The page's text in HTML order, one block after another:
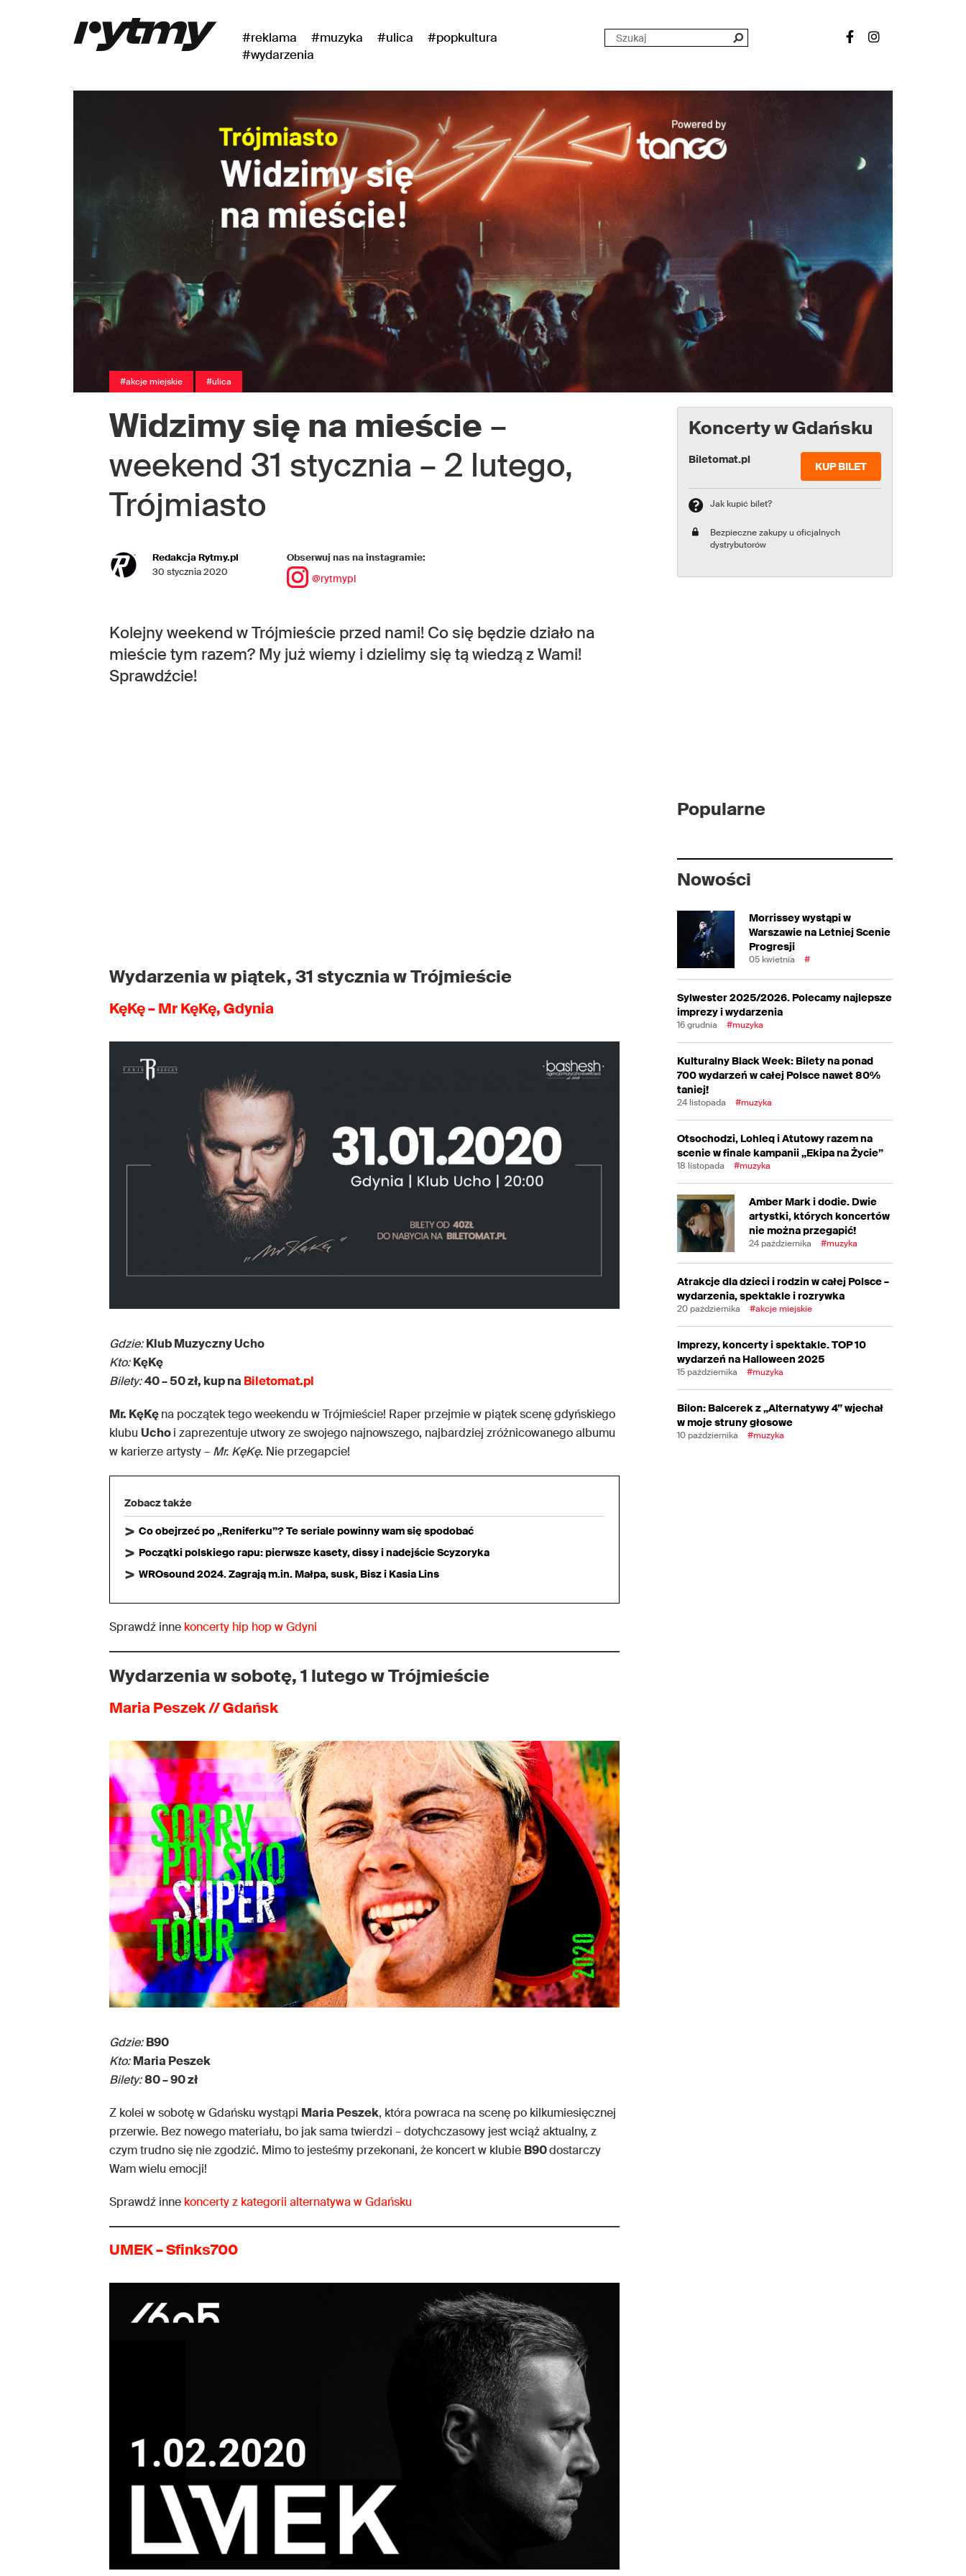
#reklama #muzyka #ulica
#popkultura
#wydarzenia
#akcje miejskie #ulica
Widzimy się na mieście –
weekend 31 stycznia – 2 lutego,
Trójmiasto
Redakcja Rytmy.pl
30 stycznia 2020
Obserwuj nas na instagramie:
@rytmypl
Kolejny weekend w Trójmieście przed nami! Co się będzie działo na
mieście tym razem? My już wiemy i dzielimy się tą wiedzą z Wami!
Sprawdźcie!
Wydarzenia w piątek, 31 stycznia w Trójmieście
KęKę – Mr KęKę, Gdynia
Gdzie:Klub Muzyczny Ucho
Kto:KęKę
Bilety:40 – 50 zł, kup na Biletomat.pl
Mr. KęKęna początek tego weekendu w Trójmieście! Raper przejmie w piątek scenę gdyńskiego
klubu Uchoi zaprezentuje utwory ze swojego najnowszego, najbardziej zróżnicowanego albumu
w karierze artysty – Mr. KęKę. Nie przegapcie!
Zobacz także
Co obejrzeć po „Reniferku”? Te seriale powinny wam się spodobać
Początki polskiego rapu: pierwsze kasety, dissy i nadejście Scyzoryka
WROsound 2024. Zagrają m.in. Małpa, susk, Bisz i Kasia Lins
Sprawdź inne koncerty hip hop w Gdyni
Wydarzenia w sobotę, 1 lutego w Trójmieście
Maria Peszek // Gdańsk
Gdzie:B90
Kto:Maria Peszek
Bilety:80 – 90 zł
Z kolei w sobotę w Gdańsku wystąpi Maria Peszek, która powraca na scenę po kilkumiesięcznej
przerwie. Bez nowego materiału, bo jak sama twierdzi – dotychczasowy jest wciąż aktualny, z
czym trudno się nie zgodzić. Mimo to jesteśmy przekonani, że koncert w klubie B90dostarczy
Wam wielu emocji!
Sprawdź inne koncerty z kategorii alternatywa w Gdańsku
UMEK – Sfinks700
Koncerty w Gdańsku
Biletomat.pl
KUP BILET
Jak kupić bilet?
Bezpieczne zakupy u oficjalnych
dystrybutorów
Popularne
Nowości
Morrissey wystąpi w
Warszawie na Letniej Scenie
Progresji
05 kwietnia #
Sylwester 2025/2026. Polecamy najlepsze
imprezy i wydarzenia
16 grudnia #muzyka
Kulturalny Black Week: Bilety na ponad
700 wydarzeń w całej Polsce nawet 80%
taniej!
24 listopada #muzyka
Otsochodzi, Lohleq i Atutowy razem na
scenie w finale kampanii „Ekipa na Życie”
18 listopada #muzyka
Amber Mark i dodie. Dwie
artystki, których koncertów
nie można przegapić!
24 października #muzyka
Atrakcje dla dzieci i rodzin w całej Polsce –
wydarzenia, spektakle i rozrywka
20 października #akcje miejskie
Imprezy, koncerty i spektakle. TOP 10
wydarzeń na Halloween 2025
15 października #muzyka
Bilon: Balcerek z „Alternatywy 4” wjechał
w moje struny głosowe
10 października #muzyka